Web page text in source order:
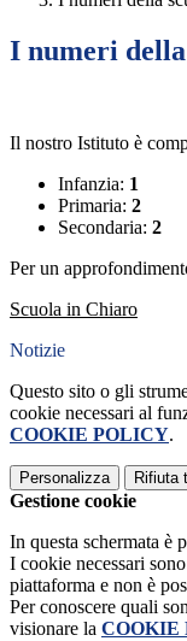
I numeri
Il nostro Istituto è
Infanzia: 1
Primaria: 2
Secondaria: 2
Per un
Scuola in Chiaro
Notizie
Questo sito o gli
cookie necessari al
COOKIE POLICY.
Personalizza Rifiuta
Gestione cookie
In questa schermata è
I cookie necessari
piattaforma e non è
Per conoscere quali
visionare la COOKIE